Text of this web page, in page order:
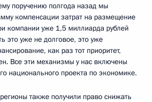
поручению полгода назад мы
компенсации затрат на размещение
компании уже 1,5 миллиарда рублей
это уже не долговое, это уже
как раз тот приоритет,
Все эти механизмы у нас включены
национального проекта по экономике.
также получили право снижать